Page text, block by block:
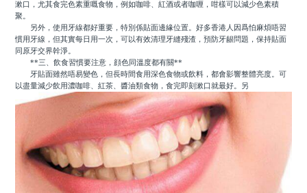
漱口，尤其食完色素重嘅食物，例如咖啡、紅酒或者咖喱，咁樣可以減少色素積
聚。
另外，使用牙線都好重要，特別係貼面邊緣位置。好多香港人因爲怕麻煩唔習
慣用牙線，但其實每日用一次，可以有效清理牙縫殘渣，預防牙龈問題，保持貼面
同原牙交界幹淨。
**三、飲食習慣要注意，顔色同溫度都有關**
牙貼面雖然唔易變色，但長時間食用深色食物或飲料，都會影響整體亮度。可
以盡量減少飲用濃咖啡、紅茶、醬油類食物，食完即刻漱口就最好。另